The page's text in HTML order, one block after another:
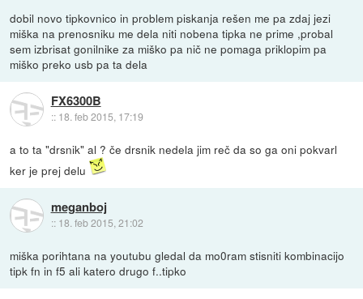
dobil novo tipkovnico in problem piskanja rešen me pa zdaj jezi
miška na prenosniku me dela niti nobena tipka ne prime ,probal
sem izbrisat gonilnike za miško pa nič ne pomaga priklopim pa
miško preko usb pa ta dela
FX6300B
:: 18. feb 2015, 17:19
a to ta "drsnik" al ? če drsnik nedela jim reč da so ga oni pokvarl
ker je prej delu
meganboj
:: 18. feb 2015, 21:02
miška porihtana na youtubu gledal da mo0ram stisniti kombinacijo
tipk fn in f5 ali katero drugo f..tipko